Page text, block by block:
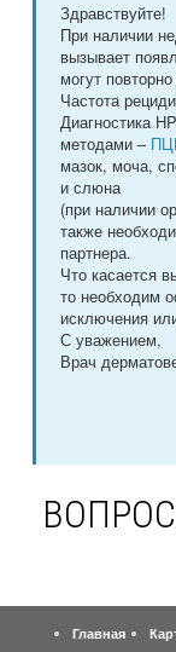
Здравствуйте!
При наличии
вызывает
могут
Частота
Диагностика
методами –
мазок, моча,
и слюна
(при наличии
также
партнера.
Что касается
то необходим
исключения
С уважением,
Врач
Главная